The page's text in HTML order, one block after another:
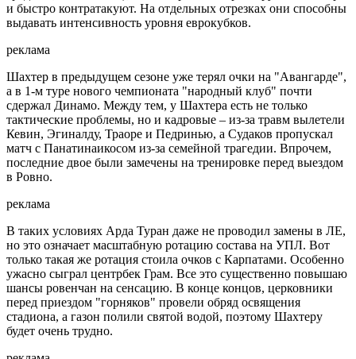
и быстро контратакуют. На отдельных отрезках они способны
выдавать интенсивность уровня еврокубков.
реклама
Шахтер в предыдущем сезоне уже терял очки на "Авангарде",
а в 1-м туре нового чемпионата "народный клуб" почти
сдержал Динамо. Между тем, у Шахтера есть не только
тактические проблемы, но и кадровые – из-за травм вылетели
Кевин, Эгиналду, Траоре и Педринью, а Судаков пропускал
матч с Панатинаикосом из-за семейной трагедии. Впрочем,
последние двое были замечены на тренировке перед выездом
в Ровно.
реклама
В таких условиях Арда Туран даже не проводил замены в ЛЕ,
но это означает масштабную ротацию состава на УПЛ. Вот
только такая же ротация стоила очков с Карпатами. Особенно
ужасно сыграл центрбек Грам. Все это существенно повышаю
шансы ровенчан на сенсацию. В конце концов, церковники
перед приездом "горняков" провели обряд освящения
стадиона, а газон полили святой водой, поэтому Шахтеру
будет очень трудно.